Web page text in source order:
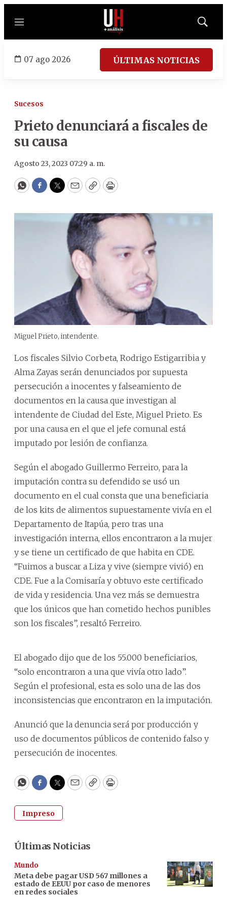
Menú
Mostrar
07 ago 2026 ÚLTIMAS NOTICIAS
Sucesos
Prieto denunciará a fiscales de
su causa
Agosto 23, 2023 07:29 a. m.
WhatsApp
Facebook
Twitter
EmailCopyPrint
Miguel Prieto, intendente.
Los fiscales Silvio Corbeta, Rodrigo Estigarribia y
Alma Zayas serán denunciados por supuesta
persecución a inocentes y falseamiento de
documentos en la causa que investigan al
intendente de Ciudad del Este, Miguel Prieto. Es
por una causa en el que el jefe comunal está
imputado por lesión de confianza.
Según el abogado Guillermo Ferreiro, para la
imputación contra su defendido se usó un
documento en el cual consta que una beneficiaria
de los kits de alimentos supuestamente vivía en el
Departamento de Itapúa, pero tras una
investigación interna, ellos encontraron a la mujer
y se tiene un certificado de que habita en CDE.
“Fuimos a buscar a Liza y vive (siempre vivió) en
CDE. Fue a la Comisaría y obtuvo este certificado
de vida y residencia. Una vez más se demuestra
que los únicos que han cometido hechos punibles
son los fiscales”, resaltó Ferreiro.
El abogado dijo que de los 55.000 beneficiarios,
“solo encontraron a una que vivía otro lado”.
Según el profesional, esta es solo una de las dos
inconsistencias que encontraron en la imputación.
Anunció que la denuncia será por producción y
uso de documentos públicos de contenido falso y
persecución de inocentes.
WhatsApp
Facebook
Twitter
EmailCopyPrint
Impreso
Últimas Noticias
Mundo
Meta debe pagar USD 567 millones a
estado de EEUU por caso de menores
en redes sociales